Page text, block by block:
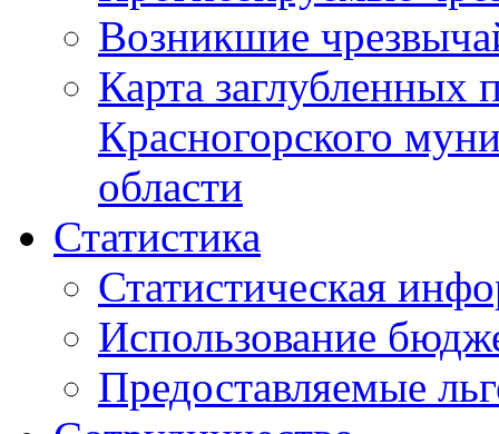
Возникшие
Карта
Красногорского
области
Статистика
Статистическая
Использование
Предоставляемые